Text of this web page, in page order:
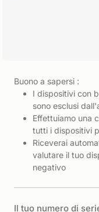
Buono a sapersi :
I dispositivi con
sono esclusi
Effettuiamo una
tutti i dispositivi
Riceverai
valutare il tuo
negativo
Il tuo numero di